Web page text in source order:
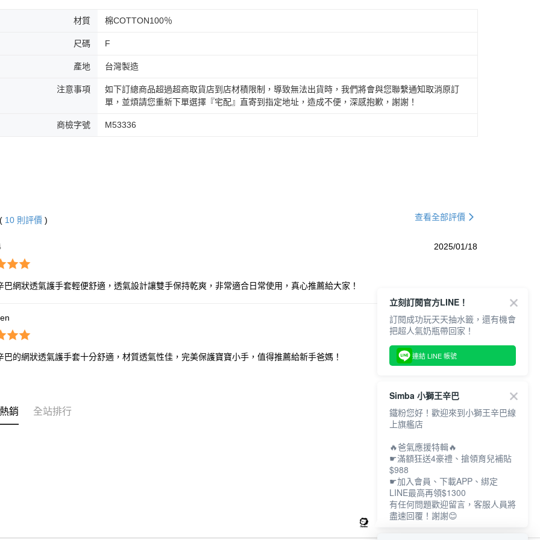
材質 棉COTTON100％
尺碼 F
產地 台灣製造
注意事項
如下訂總商品超過超商取貨店到店材積限制，導致無法出貨時，我們將會與您聯繫通知取消原訂
單，並煩請您重新下單選擇『宅配』直寄到指定地址，造成不便，深感抱歉，謝謝！
商檢字號 M53336
( 10 則評價 ) 查看全部評價
2025/01/18
巴網狀透氣護手套輕便舒適，透氣設計讓雙手保持乾爽，非常適合日常使用，真心推薦給大家！
2025/01/13
巴的網狀透氣護手套十分舒適，材質透氣性佳，完美保護寶寶小手，值得推薦給新手爸媽！
銷 全站排行
立刻訂閱官方LINE！
訂閱成功玩天天抽水籤，還有機會
把超人氣奶瓶帶回家！
連結 LINE 帳號
Simba 小獅王辛巴
鐵粉您好！歡迎來到小獅王辛巴線
上旗艦店
🔥爸氣應援特輯🔥
☛滿額狂送4豪禮、搶領育兒補貼
$988
☛加入會員、下載APP、綁定
LINE最高再領$1300
有任何問題歡迎留言，客服人員將
盡速回覆！謝謝😊